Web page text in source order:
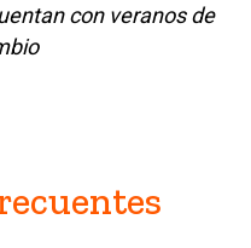
con veranos de